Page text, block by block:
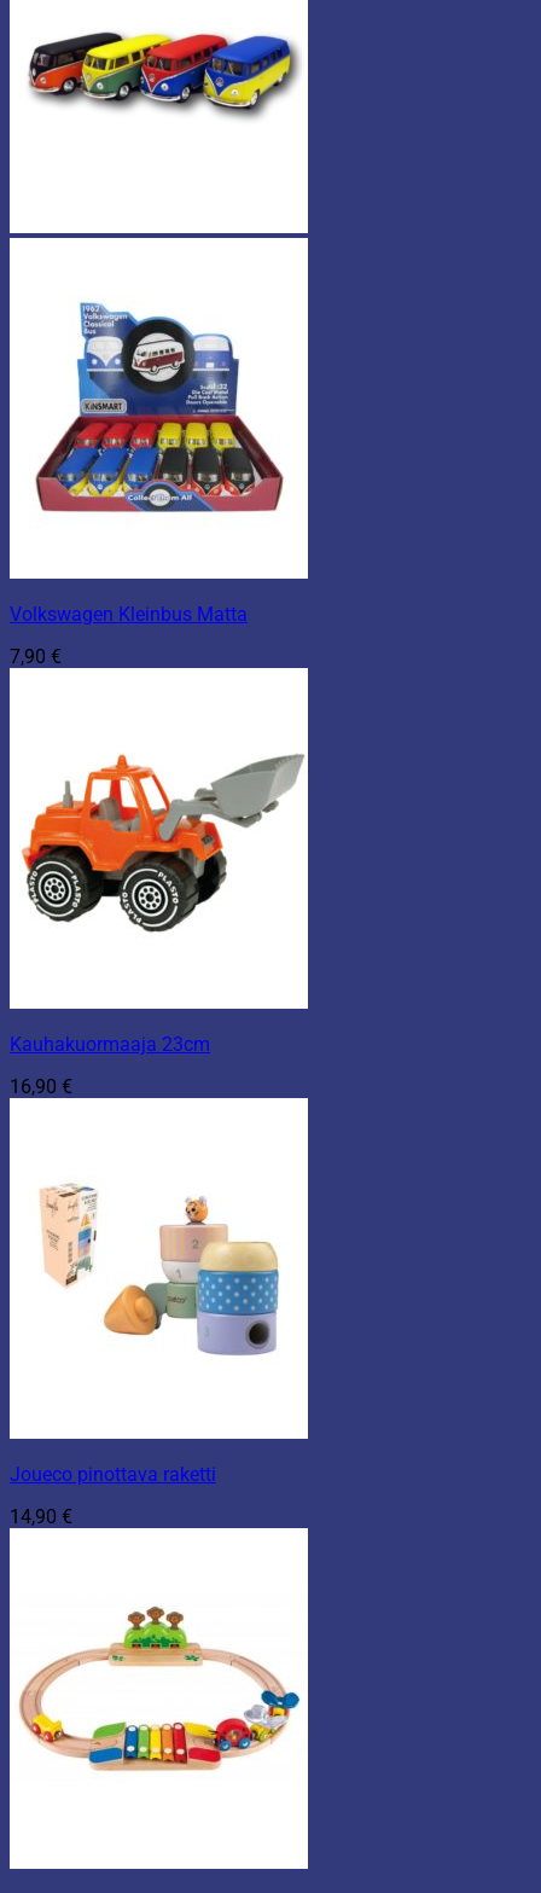
Volkswagen Kleinbus Matta
7,90 €
Kauhakuormaaja 23cm
16,90 €
Joueco pinottava raketti
14,90 €